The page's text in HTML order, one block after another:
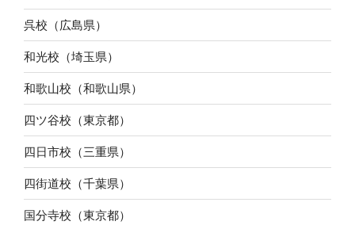
呉校（広島県）
和光校（埼玉県）
和歌山校（和歌山県）
四ツ谷校（東京都）
四日市校（三重県）
四街道校（千葉県）
国分寺校（東京都）